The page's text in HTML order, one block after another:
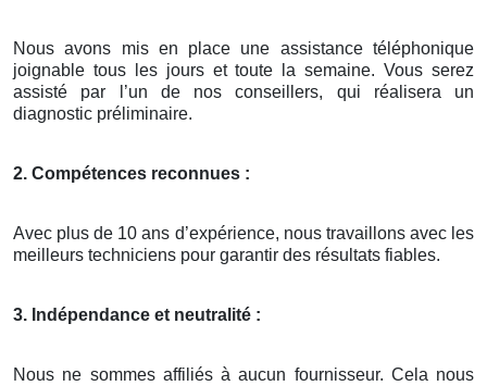
Nous avons mis en place une assistance téléphonique
joignable tous les jours et toute la semaine. Vous serez
assisté par l’un de nos conseillers, qui réalisera un
diagnostic préliminaire.
2. Compétences reconnues :
Avec plus de 10 ans d’expérience, nous travaillons avec les
meilleurs techniciens pour garantir des résultats fiables.
3. Indépendance et neutralité :
Nous ne sommes affiliés à aucun fournisseur. Cela nous